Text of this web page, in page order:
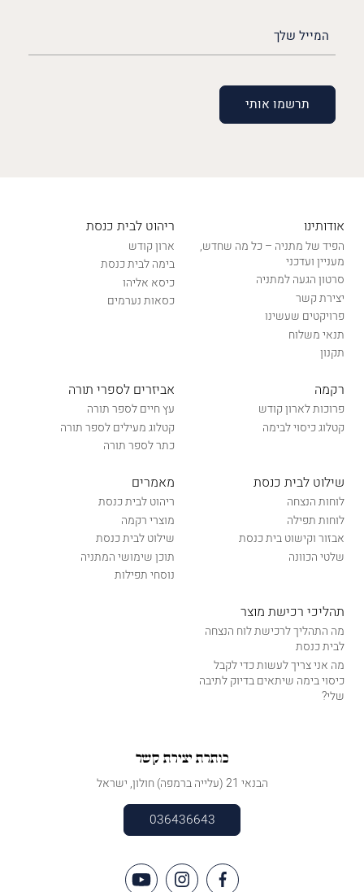
(חובה)
אודותינו
הפיד של מתניה – כל מה שחדש,
מעניין ועדכני
סרטון הגעה למתניה
יצירת קשר
פרויקטים שעשינו
תנאי משלוח
תקנון
ריהוט לבית כנסת
ארון קודש
בימה לבית כנסת
כיסא אליהו
כסאות נערמים
רקמה
פרוכות לארון קודש
קטלוג כיסוי לבימה
אביזרים לספרי תורה
עץ חיים לספר תורה
קטלוג מעילים לספר תורה
כתר לספר תורה
שילוט לבית כנסת
לוחות הנצחה
לוחות תפילה
אבזור וקישוט בית כנסת
שלטי הכוונה
מאמרים
ריהוט לבית כנסת
מוצרי רקמה
שילוט לבית כנסת
תוכן שימושי המתניה
נוסחי תפילות
תהליכי רכישת מוצר
מה התהליך לרכישת לוח הנצחה
לבית כנסת
מה אני צריך לעשות כדי לקבל
כיסוי בימה שיתאים בדיוק לתיבה
שלי?
כותרת יצירת קשר
הבנאי 21 (עלייה ברמפה) חולון, ישראל
036436643